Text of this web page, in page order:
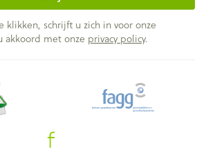
klikken, schrijft u zich in voor onze
akkoord met onze privacy policy.